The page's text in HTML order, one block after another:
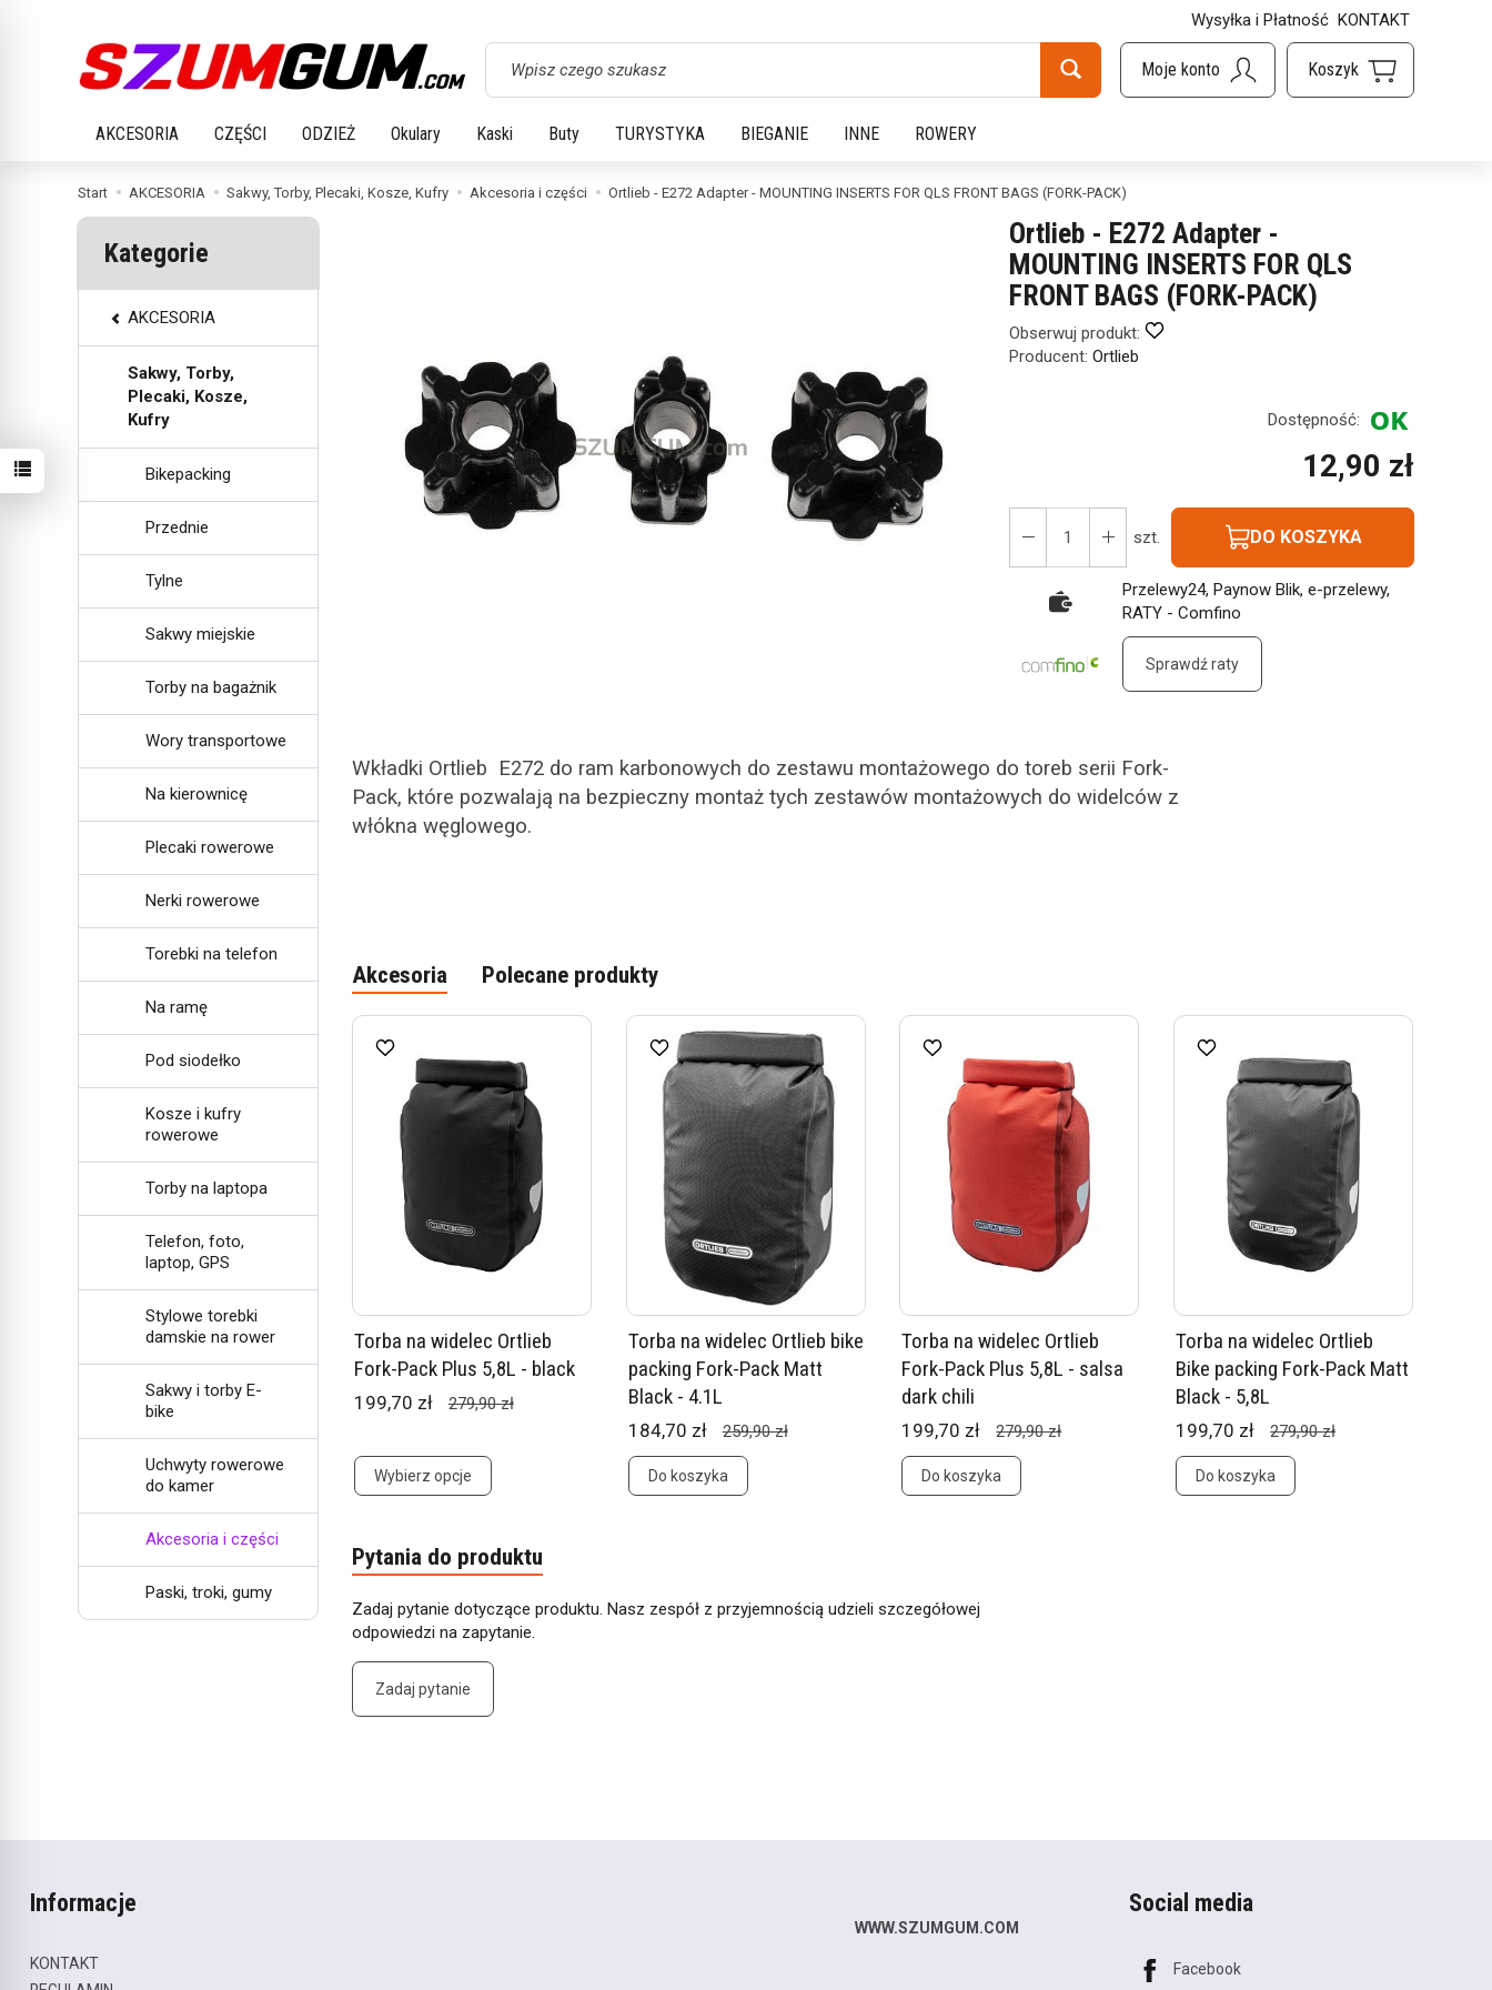
Wysyłka i Płatność KONTAKT
Wyszukaj
AKCESORIA CZĘŚCI ODZIEŻ Okulary Kaski Buty TURYSTYKA BIEGANIE INNE ROWERY
Start AKCESORIA Sakwy, Torby, Plecaki, Kosze, Kufry Akcesoria i części Ortlieb - E272 Adapter - MOUNTING INSERTS FOR QLS FRONT BAGS (FORK-PACK)
Ortlieb - E272 Adapter -
MOUNTING INSERTS FOR QLS
FRONT BAGS (FORK-PACK)
Obserwuj produkt:
Producent: Ortlieb
Dostępność:
12,90 zł
szt. DO KOSZYKA
Przelewy24, Paynow Blik, e-przelewy,
RATY - Comfino
Sprawdź raty
Wkładki Ortlieb E272 do ram karbonowych do zestawu montażowego do toreb serii Fork-
Pack, które pozwalają na bezpieczny montaż tych zestawów montażowych do widelców z
włókna węglowego.
Akcesoria Polecane produkty
Torba na widelec Ortlieb
Fork-Pack Plus 5,8L - black
199,70 zł 279,90 zł
Wybierz opcje
Torba na widelec Ortlieb bike
packing Fork-Pack Matt
Black - 4.1L
184,70 zł 259,90 zł
Do koszyka
Torba na widelec Ortlieb
Fork-Pack Plus 5,8L - salsa
dark chili
199,70 zł 279,90 zł
Do koszyka
Torba na widelec Ortlieb
Bike packing Fork-Pack Matt
Black - 5,8L
199,70 zł 279,90 zł
Do koszyka
Pytania do produktu
Zadaj pytanie dotyczące produktu. Nasz zespół z przyjemnością udzieli szczegółowej
odpowiedzi na zapytanie.
Zadaj pytanie
Kategorie
AKCESORIA
Sakwy, Torby,
Plecaki, Kosze,
Kufry
Bikepacking
Przednie
Tylne
Sakwy miejskie
Torby na bagażnik
Wory transportowe
Na kierownicę
Plecaki rowerowe
Nerki rowerowe
Torebki na telefon
Na ramę
Pod siodełko
Kosze i kufry
rowerowe
Torby na laptopa
Telefon, foto,
laptop, GPS
Stylowe torebki
damskie na rower
Sakwy i torby E-
bike
Uchwyty rowerowe
do kamer
Akcesoria i części
Paski, troki, gumy
Informacje
KONTAKT
WWW.SZUMGUM.COM
Social media
Facebook